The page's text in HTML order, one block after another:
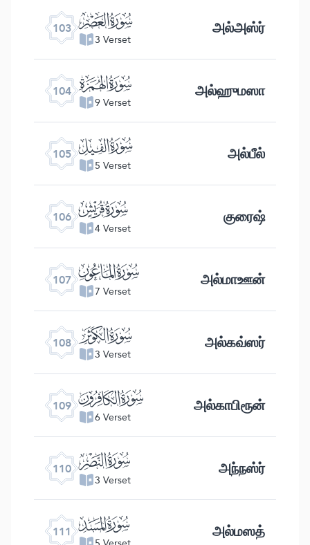
103 ﰔ
3 Verset அல்அஸ்ர்
104 ﰕ
9 Verset அல்ஹுமஸா
105 ﰖ
5 Verset அல்பீல்
106 ﰗ
4 Verset குரைஷ்
107 ﰘ
7 Verset அல்மாஊன்
108 ﰙ
3 Verset அல்கவ்ஸர்
109 ﰚ
6 Verset அல்காபிரூன்
110 ﰛ
3 Verset அந்நஸ்ர்
111 ﰜ அல்மஸத்